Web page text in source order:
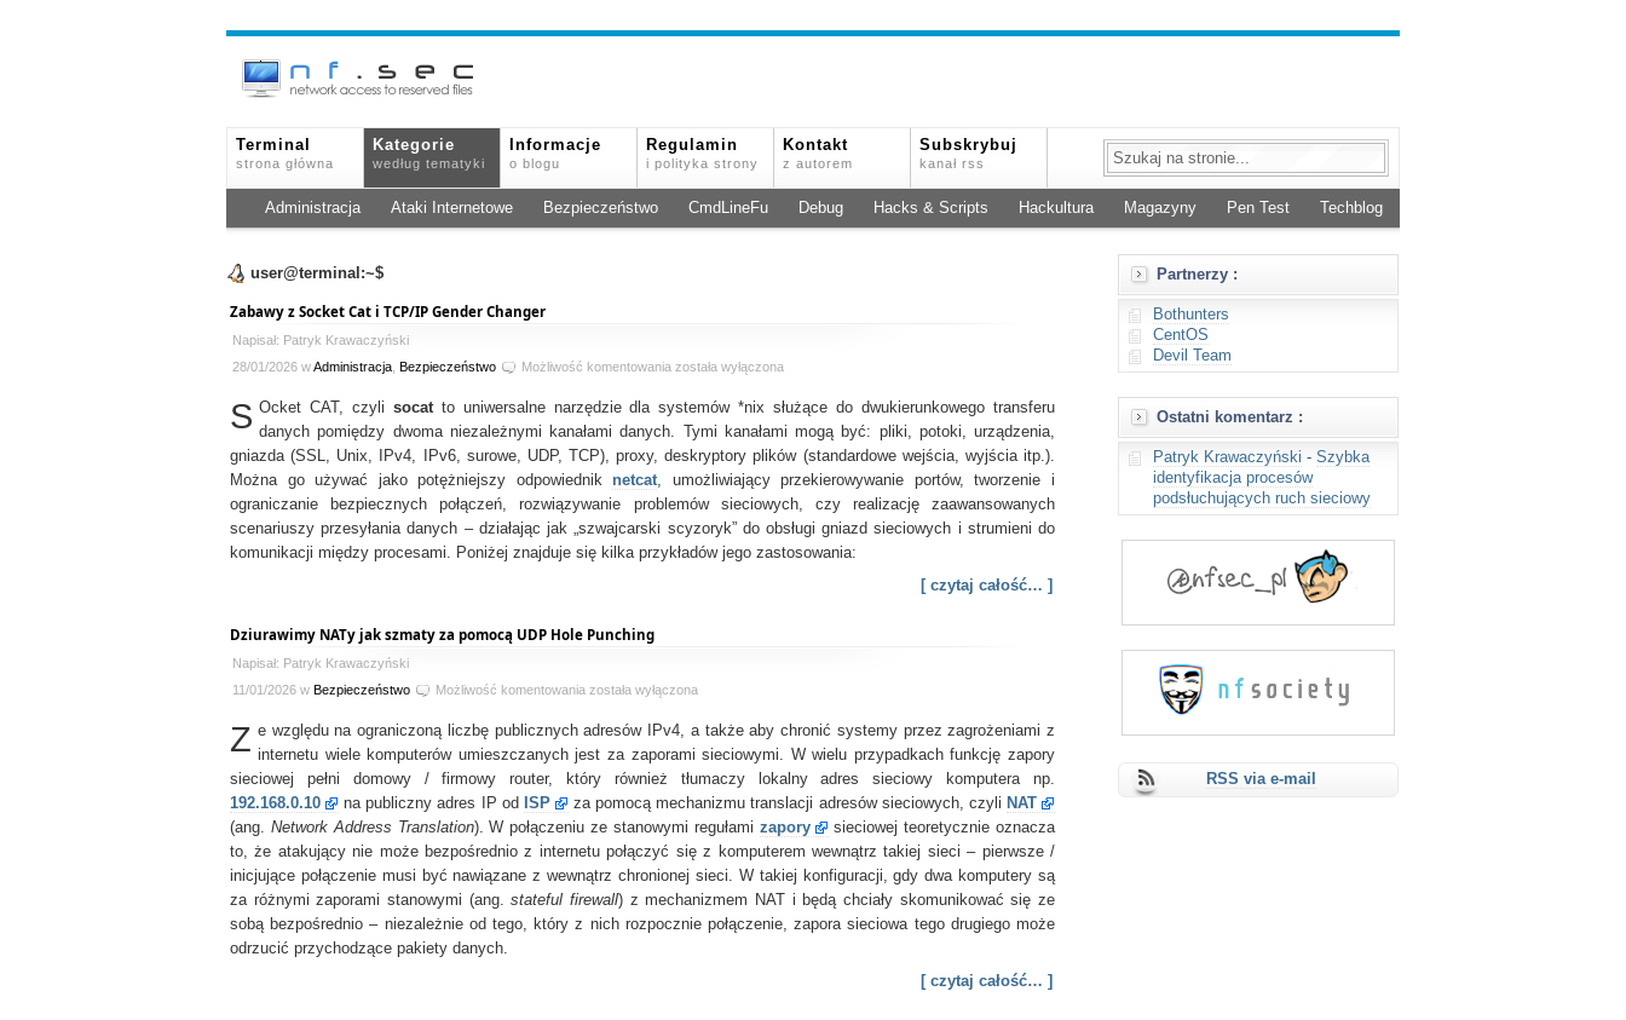
Terminal
strona główna
Kategorie
według tematyki
Informacje
o blogu
Regulamin
i polityka strony
Kontakt
z autorem
Subskrybuj
kanał rss
Administracja Ataki Internetowe Bezpieczeństwo CmdLineFu Debug Hacks & Scripts Hackultura Magazyny Pen Test Techblog
user@terminal:~$
Zabawy z Socket Cat i TCP/IP Gender Changer
Napisał: Patryk Krawaczyński
28/01/2026 wAdministracja Bezpieczeństwo Możliwość komentowania Zabawy
Socket
Cat
TCP/IP
Gender
Changer
została wyłączona
S Ocket CAT, czyli socatto uniwersalne narzędzie dla systemów *nix służące do dwukierunkowego transferu
danych pomiędzy dwoma niezależnymi kanałami danych. Tymi kanałami mogą być: pliki, potoki, urządzenia,
gniazda (SSL, Unix, IPv4, IPv6, surowe, UDP, TCP), proxy, deskryptory plików (standardowe wejścia, wyjścia itp.).
Można go używać jako potężniejszy odpowiednik netcat, umożliwiający przekierowywanie portów, tworzenie i
ograniczanie bezpiecznych połączeń, rozwiązywanie problemów sieciowych, czy realizację zaawansowanych
scenariuszy przesyłania danych – działając jak „szwajcarski scyzoryk” do obsługi gniazd sieciowych i strumieni do
komunikacji między procesami. Poniżej znajduje się kilka przykładów jego zastosowania:
[ czytaj całość… ]
Dziurawimy NATy jak szmaty za pomocą UDP Hole Punching
Napisał: Patryk Krawaczyński
11/01/2026 w Bezpieczeństwo Możliwość komentowania Dziurawimy
jak
szmaty
pomocą
UDP
Hole
Punching
została wyłączona
Z e względu na ograniczoną liczbę publicznych adresów IPv4, a także aby chronić systemy przez zagrożeniami z
internetu wiele komputerów umieszczanych jest za zaporami sieciowymi. W wielu przypadkach funkcję zapory
sieciowej pełni domowy / firmowy router, który również tłumaczy lokalny adres sieciowy komputera np.
192.168.0.10
na publiczny adres IP od ISP za pomocą mechanizmu translacji adresów sieciowych, czyli NAT
(ang. Network Address Translation). W połączeniu ze stanowymi regułami zapory
sieciowej teoretycznie oznacza
to, że atakujący nie może bezpośrednio z internetu połączyć się z komputerem wewnątrz takiej sieci – pierwsze /
inicjujące połączenie musi być nawiązane z wewnątrz chronionej sieci. W takiej konfiguracji, gdy dwa komputery są
za różnymi zaporami stanowymi (ang.stateful firewall) z mechanizmem NAT i będą chciały skomunikować się ze
sobą bezpośrednio – niezależnie od tego, który z nich rozpocznie połączenie, zapora sieciowa tego drugiego może
odrzucić przychodzące pakiety danych.
[ czytaj całość… ]
Partnerzy :
Bothunters
CentOS
Devil Team
Ostatni komentarz :
Patryk Krawaczyński - Szybka
identyfikacja procesów
podsłuchujących ruch sieciowy
RSS via e-mail